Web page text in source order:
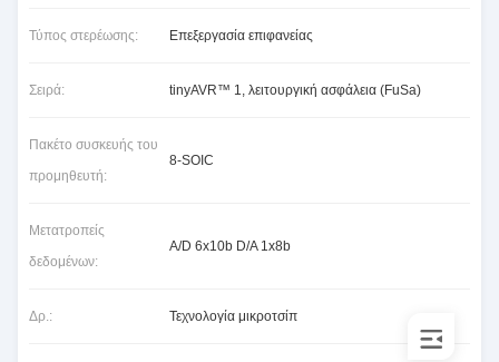
Τύπος στερέωσης: Επεξεργασία επιφανείας
Σειρά: tinyAVR™ 1, λειτουργική ασφάλεια (FuSa)
Πακέτο συσκευής του
προμηθευτή:
8-SOIC
Μετατροπείς
δεδομένων:
A/D 6x10b D/A 1x8b
Δρ.: Τεχνολογία μικροτσίπ